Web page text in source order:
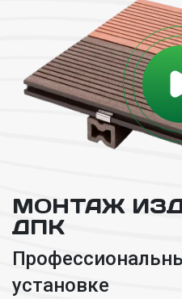
МОНТАЖ
ДПК
установке